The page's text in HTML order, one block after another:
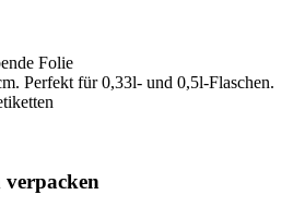
Folie
Perfekt für 0,33l- und 0,5l-Flaschen.